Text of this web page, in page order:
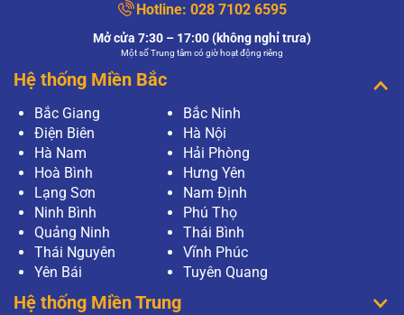
Hotline: 028 7102 6595
Mở cửa 7:30 – 17:00 (không nghỉ trưa)
Một số Trung tâm có giờ hoạt động riêng
Hệ thống Miền Bắc
Bắc Giang
Bắc Ninh
Điện Biên
Hà Nội
Hà Nam
Hải Phòng
Hoà Bình
Hưng Yên
Lạng Sơn
Nam Định
Ninh Bình
Phú Thọ
Quảng Ninh
Thái Bình
Thái Nguyên
Vĩnh Phúc
Yên Bái
Tuyên Quang
Hệ thống Miền Trung